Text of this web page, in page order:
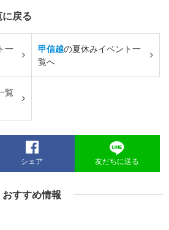
戻る
一
甲信越の夏休みイベント一
覧へ
覧
シェア 友だちに送る
おすすめ情報